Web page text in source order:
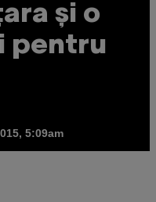
și o
pentru
5:09am